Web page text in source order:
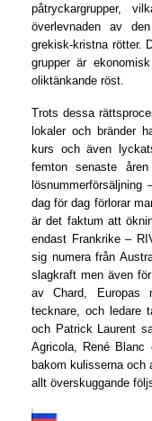
påtryckargrupper,
överlevnaden av
grekisk-kristna rötter.
grupper är
oliktänkande röst.
Trots dessa
lokaler och bränder
kurs och även
femton senaste
dag för dag förlorar
är det faktum att
endast Frankrike –
sig numera från
slagkraft men även
av Chard, Europas
tecknare, och ledare
och Patrick Laurent
Agricola, René
bakom kulisserna och
allt överskuggande